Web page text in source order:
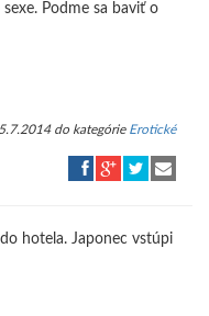
Podme sa baviť o
do kategórie Erotické
hotela. Japonec vstúpi